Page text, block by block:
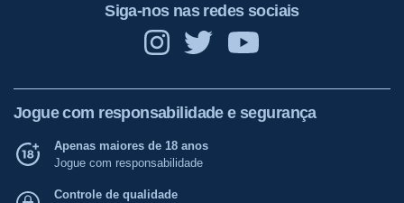
Siga-nos nas redes sociais
Jogue com responsabilidade e segurança
Apenas maiores de 18 anos
Jogue com responsabilidade
Controle de qualidade